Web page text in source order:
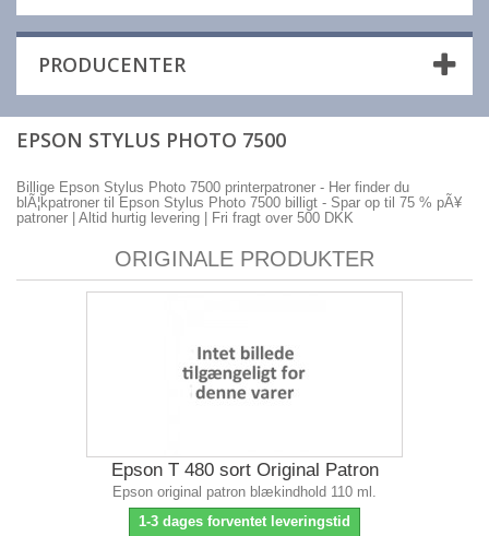
PRODUCENTER
EPSON STYLUS PHOTO 7500
Billige Epson Stylus Photo 7500 printerpatroner - Her finder du
blÃ¦kpatroner til Epson Stylus Photo 7500 billigt - Spar op til 75 % pÃ¥
patroner | Altid hurtig levering | Fri fragt over 500 DKK
ORIGINALE PRODUKTER
Epson T 480 sort Original Patron
Epson original patron blækindhold 110 ml.
1-3 dages forventet leveringstid